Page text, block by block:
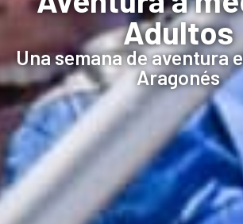
Adultos
Una semana de aventura
Aragonés